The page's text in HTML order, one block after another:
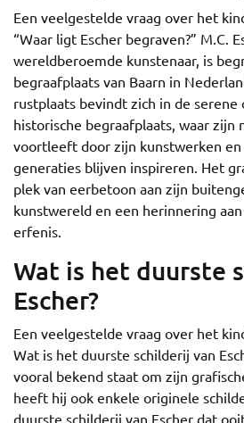
Een veelgestelde vraag over het
“Waar ligt Escher begraven?” M.C.
wereldberoemde kunstenaar, is
begraafplaats van Baarn in
rustplaats bevindt zich in de serene
historische begraafplaats, waar zijn
voortleeft door zijn kunstwerken
generaties blijven inspireren. Het
plek van eerbetoon aan zijn
kunstwereld en een herinnering
erfenis.
Wat is het duurste
Escher?
Een veelgestelde vraag over het
Wat is het duurste schilderij van
vooral bekend staat om zijn
heeft hij ook enkele originele
duurste schilderij van Escher dat